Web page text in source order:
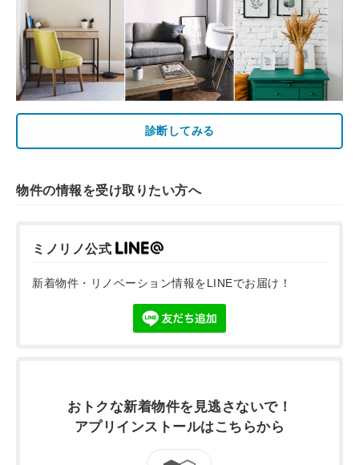
診断してみる
物件の情報を受け取りたい方へ
ミノリノ公式
新着物件・リノベーション情報をLINEでお届け！
おトクな新着物件を 見逃さないで！
アプリインストールはこちらから